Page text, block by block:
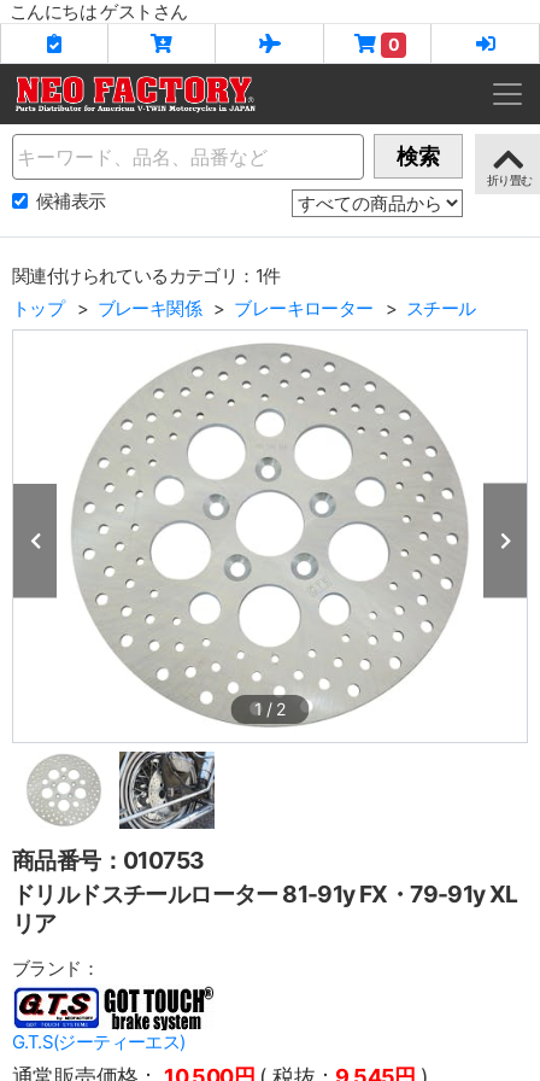
こんにちは ゲストさん
0
Name 検索
候補表示
関連付けられているカテゴリ：1件
トップ
ブレーキ関係 ブレーキローター スチール
1 / 2
商品番号：010753
ドリルドスチールローター 81-91y FX・79-91y XL
リア
ブランド：
G.T.S(ジーティーエス)